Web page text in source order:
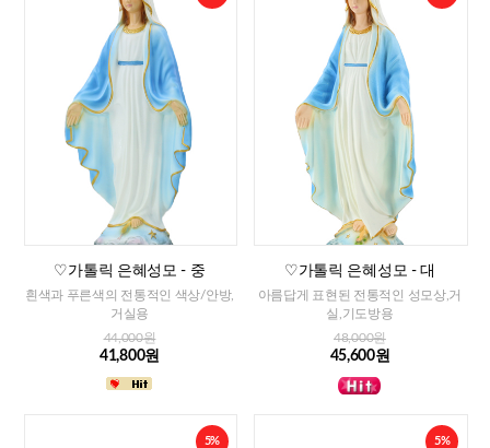
♡가톨릭 은혜성모 - 중
흰색과 푸른색의 전통적인 색상/안방,
거실용
44,000원
41,800원
♡가톨릭 은혜성모 - 대
아름답게 표현된 전통적인 성모상,거
실,기도방용
48,000원
45,600원
5% 5%